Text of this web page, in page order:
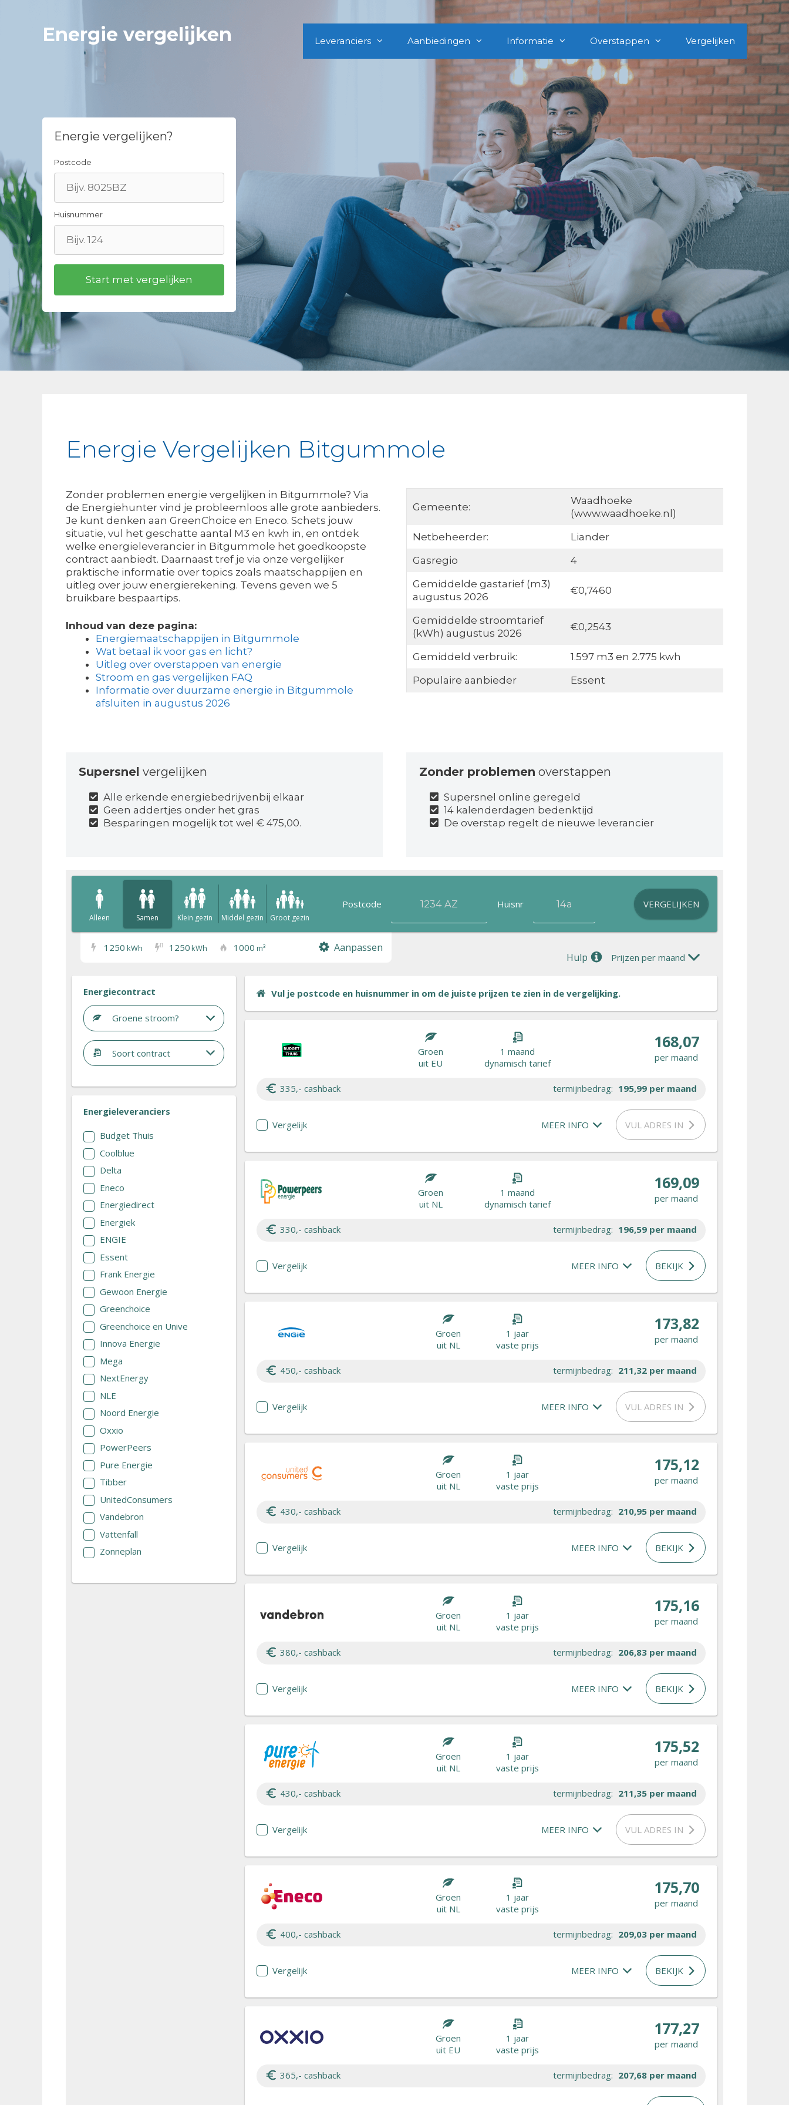
Energie vergelijken Leveranciers Aanbiedingen Informatie Overstappen Vergelijken
Energie vergelijken?
Postcode
Huisnummer
Energie Vergelijken Bitgummole
Zonder problemen energie vergelijken in Bitgummole? Via
de Energiehunter vind je probleemloos alle grote aanbieders.
Je kunt denken aan GreenChoice en Eneco. Schets jouw
situatie, vul het geschatte aantal M3 en kwh in, en ontdek
welke energieleverancier in Bitgummole het goedkoopste
contract aanbiedt. Daarnaast tref je via onze vergelijker
praktische informatie over topics zoals maatschappijen en
uitleg over jouw energierekening. Tevens geven we 5
bruikbare bespaartips.
Inhoud van deze pagina:
Energiemaatschappijen in Bitgummole
Wat betaal ik voor gas en licht?
Uitleg over overstappen van energie
Stroom en gas vergelijken FAQ
Informatie over duurzame energie in Bitgummole
afsluiten in augustus 2026
Gemeente:
Waadhoeke
(www.waadhoeke.nl)
Netbeheerder:
Liander
Gasregio
4
Gemiddelde gastarief (m3)
augustus 2026
€0,7460
Gemiddelde stroomtarief
(kWh) augustus 2026
€0,2543
Gemiddeld verbruik:
1.597 m3 en 2.775 kwh
Populaire aanbieder
Essent
Supersnel vergelijken
Alle erkende energiebedrijvenbij elkaar
Geen addertjes onder het gras
Besparingen mogelijk tot wel € 475,00.
Zonder problemen overstappen
Supersnel online geregeld
14 kalenderdagen bedenktijd
De overstap regelt de nieuwe leverancier
Alleen Samen Klein gezin Middel gezin Groot gezin
Postcode Huisnr VERGELIJKEN
1250 kWh II 1250kWh 1000 m³ Aanpassen
Hulp Prijzen per maand
Energiecontract
Groene stroom?
Soort contract
Energieleveranciers
Budget Thuis
Coolblue
Delta
Eneco
Energiedirect
Energiek
ENGIE
Essent
Frank Energie
Gewoon Energie
Greenchoice
Greenchoice en Unive
Innova Energie
Mega
NextEnergy
NLE
Noord Energie
Oxxio
PowerPeers
Pure Energie
Tibber
UnitedConsumers
Vandebron
Vattenfall
Zonneplan
Vul je postcode en huisnummer in om de juiste prijzen te zien in de vergelijking.
Groen
uit EU
1 maand
dynamisch tarief
168,07
per maand
335,- cashback termijnbedrag: 195,99 per maand
Vergelijk MEER INFO VUL ADRES IN
Groen
uit NL
1 maand
dynamisch tarief
169,09
per maand
330,- cashback termijnbedrag: 196,59 per maand
Vergelijk MEER INFO BEKIJK
Groen
uit NL
1 jaar
vaste prijs
173,82
per maand
450,- cashback termijnbedrag: 211,32 per maand
Vergelijk MEER INFO VUL ADRES IN
Groen
uit NL
1 jaar
vaste prijs
175,12
per maand
430,- cashback termijnbedrag: 210,95 per maand
Vergelijk MEER INFO BEKIJK
Groen
uit NL
1 jaar
vaste prijs
175,16
per maand
380,- cashback termijnbedrag: 206,83 per maand
Vergelijk MEER INFO BEKIJK
Groen
uit NL
1 jaar
vaste prijs
175,52
per maand
430,- cashback termijnbedrag: 211,35 per maand
Vergelijk MEER INFO VUL ADRES IN
Groen
uit NL
1 jaar
vaste prijs
175,70
per maand
400,- cashback termijnbedrag: 209,03 per maand
Vergelijk MEER INFO BEKIJK
Groen
uit EU
1 jaar
vaste prijs
177,27
per maand
365,- cashback termijnbedrag: 207,68 per maand